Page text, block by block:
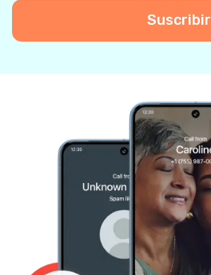
Suscribir